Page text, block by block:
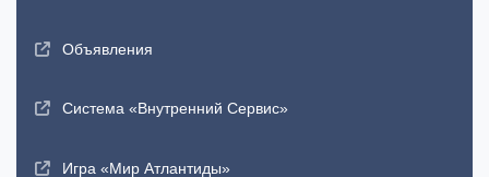
Объявления
Система «Внутренний Сервис»
Игра «Мир Атлантиды»